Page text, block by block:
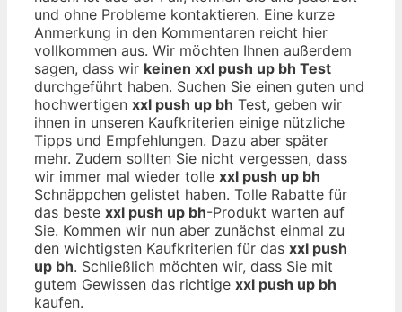
und ohne Probleme kontaktieren. Eine kurze
Anmerkung in den Kommentaren reicht hier
vollkommen aus. Wir möchten Ihnen außerdem
sagen, dass wir keinen xxl push up bh Test
durchgeführt haben. Suchen Sie einen guten und
hochwertigen xxl push up bh Test, geben wir
ihnen in unseren Kaufkriterien einige nützliche
Tipps und Empfehlungen. Dazu aber später
mehr. Zudem sollten Sie nicht vergessen, dass
wir immer mal wieder tolle xxl push up bh
Schnäppchen gelistet haben. Tolle Rabatte für
das beste xxl push up bh-Produkt warten auf
Sie. Kommen wir nun aber zunächst einmal zu
den wichtigsten Kaufkriterien für das xxl push
up bh. Schließlich möchten wir, dass Sie mit
gutem Gewissen das richtige xxl push up bh
kaufen.